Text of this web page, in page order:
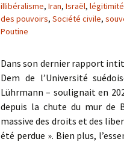
illibéralisme, Iran, Israël, légitimité
des pouvoirs, Société civile,
Poutine
Dans son dernier rapport
Dem de l’Université
Lührmann – soulignait en
depuis la chute du mur de
massive des droits et des
été perdue ». Bien plus,